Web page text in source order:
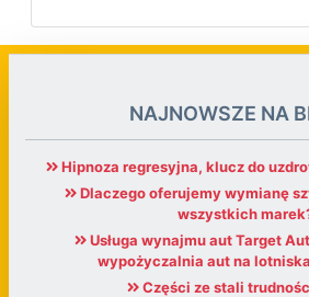
NAJNOWSZE NA
Hipnoza regresyjna, klucz do
Dlaczego oferujemy wymianę
wszystkich
Usługa wynajmu aut Target
wypożyczalnia aut na
Części ze stali